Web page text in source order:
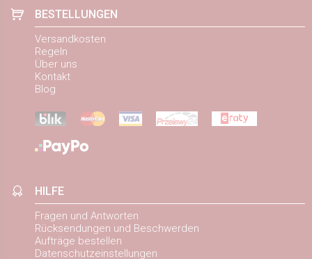
BESTELLUNGEN
Versandkosten
Regeln
Über uns
Kontakt
Blog
HILFE
Fragen und Antworten
Rücksendungen und Beschwerden
Aufträge bestellen
Datenschutzeinstellungen